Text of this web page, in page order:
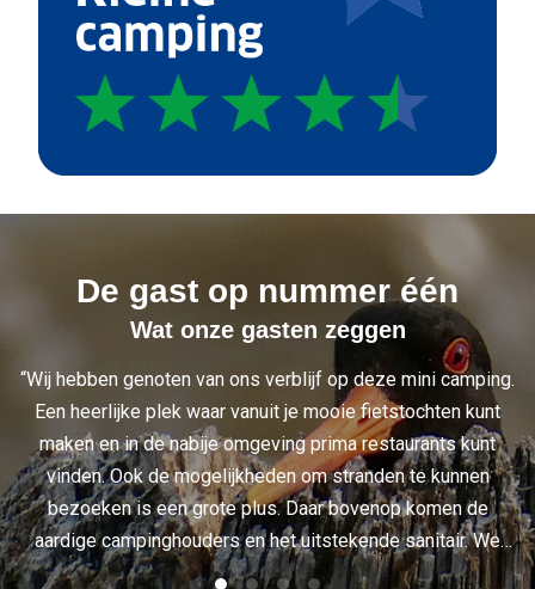
De gast op nummer één
Wat onze gasten zeggen
“Wij hebben genoten van ons verblijf op deze mini camping.
Een heerlijke plek waar vanuit je mooie fietstochten kunt
maken en in de nabije omgeving prima restaurants kunt
vinden. Ook de mogelijkheden om stranden te kunnen
bezoeken is een grote plus. Daar bovenop komen de
aardige campinghouders en het uitstekende sanitair. We
hebben deze camping op ons favorieten lijstje gezet en
– Een trouwe klant